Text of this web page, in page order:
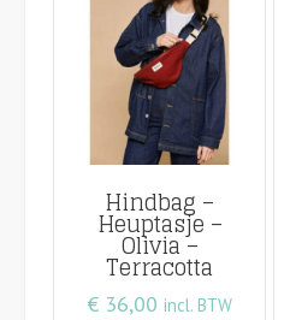
Hindbag –
Heuptasje –
Olivia –
Terracotta
€36,00 incl. BTW